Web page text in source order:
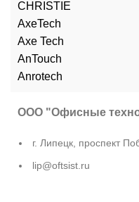
CHRISTIE
AxeTech
Axe Tech
AnTouch
Anrotech
ООО "Офисные
г. Липецк, проспект
lip@oftsist.ru